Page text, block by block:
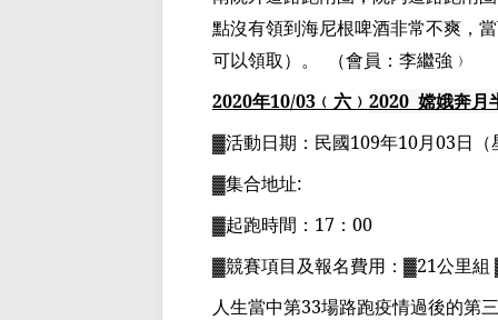
點沒有領到海尼根啤酒非常不爽，
可以領取）。
（會員：李繼強﹚
2020年10/03 ﹙六﹚ 2020 嫦娥奔月
▓活動日期： 民國109年10月03日
▓集合地址:
▓起跑時間： 17 ： 00
▓競賽項目及報名費用 ： ▓21公里組
人生當中第33場路跑疫情過後的第